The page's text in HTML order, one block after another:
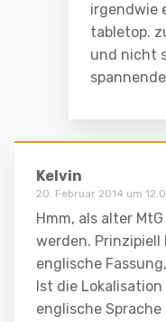
irgendwie
tabletop.
und nicht
Kelvin
20. Februar 2014 um
Hmm, als alter
werden.
englische
Ist die
englische